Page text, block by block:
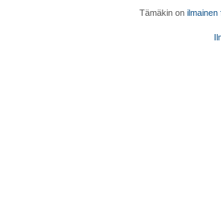
Tämäkin on ilmainen